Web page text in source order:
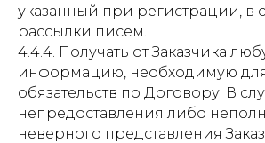
указанный при регистрации, в
рассылки писем.
4.4.4. Получать от Заказчика
информацию, необходимую
обязательств по Договору. В
непредоставления либо
неверного представления